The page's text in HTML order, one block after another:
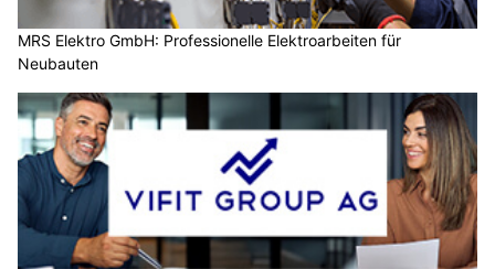
MRS Elektro GmbH: Professionelle Elektroarbeiten für
Neubauten